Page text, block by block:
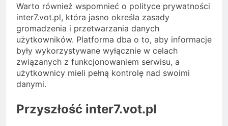
Warto również wspomnieć o polityce prywatności
inter7.vot.pl, która jasno określa zasady
gromadzenia i przetwarzania danych
użytkowników. Platforma dba o to, aby informacje
były wykorzystywane wyłącznie w celach
związanych z funkcjonowaniem serwisu, a
użytkownicy mieli pełną kontrolę nad swoimi
danymi.
Przyszłość inter7.vot.pl